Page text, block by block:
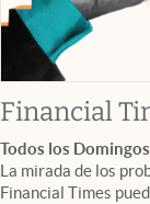
Financial
Todos los Domingos
La mirada de los
Financial Times